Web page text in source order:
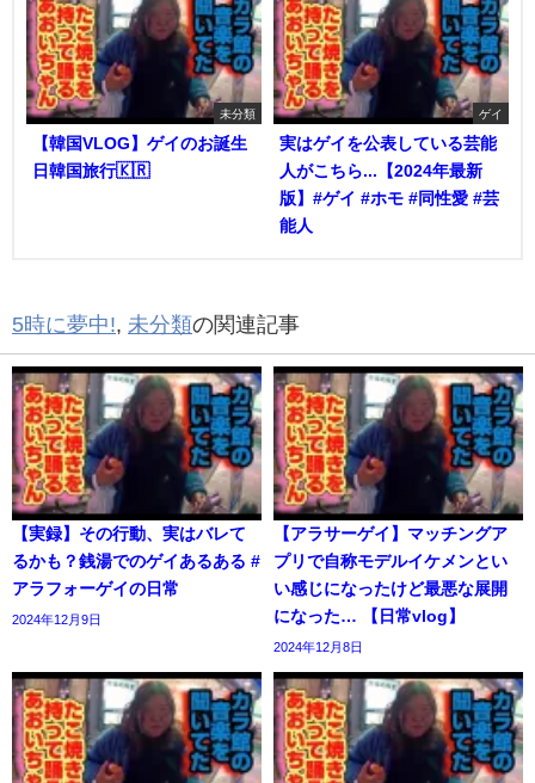
未分類
【韓国VLOG】ゲイのお誕生
日韓国旅行🇰🇷
ゲイ
実はゲイを公表している芸能
人がこちら...【2024年最新
版】#ゲイ #ホモ #同性愛 #芸
能人
5時に夢中!, 未分類の関連記事
【実録】その行動、実はバレて
るかも？銭湯でのゲイあるある #
アラフォーゲイの日常
2024年12月9日
【アラサーゲイ】マッチングア
プリで自称モデルイケメンとい
い感じになったけど最悪な展開
になった… 【日常vlog】
2024年12月8日